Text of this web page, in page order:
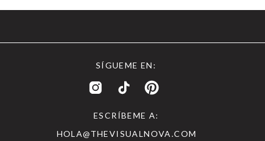
SÍGUEME EN:
ESCRÍBEME A:
HOLA@THEVISUALNOVA.COM